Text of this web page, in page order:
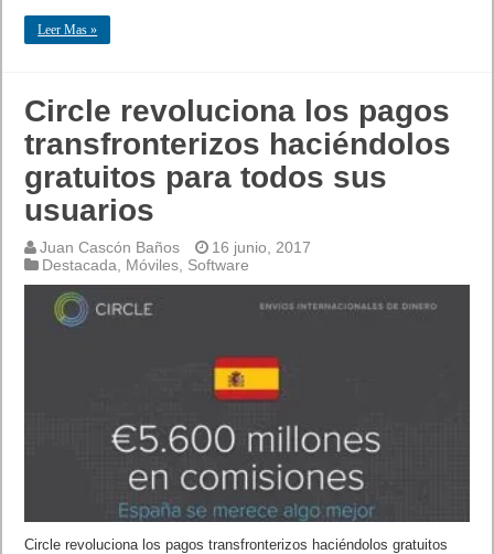
Leer Mas »
Circle revoluciona los pagos
transfronterizos haciéndolos
gratuitos para todos sus
usuarios
Juan Cascón Baños
16 junio, 2017
Destacada
Móviles Software
Circle revoluciona los pagos transfronterizos haciéndolos gratuitos